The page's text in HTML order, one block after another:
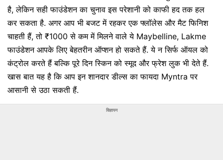
है, लेकिन सही फाउंडेशन का चुनाव इस परेशानी को काफी हद तक हल
कर सकता है. अगर आप भी बजट में रहकर एक फ्लॉलेस और मैट फिनिश
चाहती हैं, तो ₹1000 से कम में मिलने वाले ये Maybelline, Lakme
फाउंडेशन आपके लिए बेहतरीन ऑप्शन हो सकते हैं. ये न सिर्फ ऑयल को
कंट्रोल करते हैं बल्कि पूरे दिन स्किन को स्मूद और फ्रेश लुक भी देते हैं.
खास बात यह है कि आप इन शानदार डील्स का फायदा Myntra पर
आसानी से उठा सकती हैं.
विज्ञापन